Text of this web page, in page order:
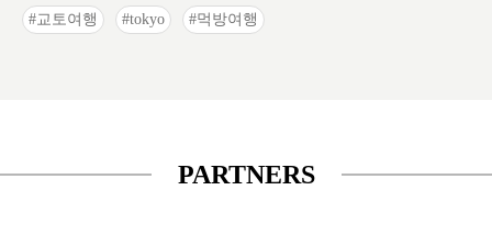
교토여행 tokyo 먹방여행
PARTNERS